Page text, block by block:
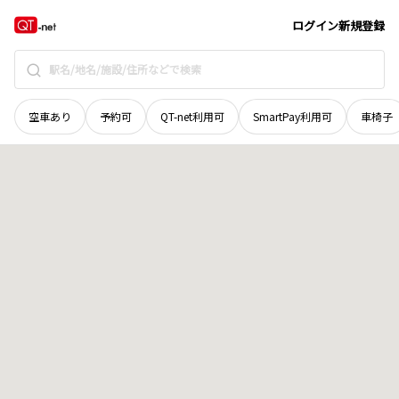
ログイン新規登録
空車あり 予約可 QT-net利用可 SmartPay利用可 車椅子
京都府